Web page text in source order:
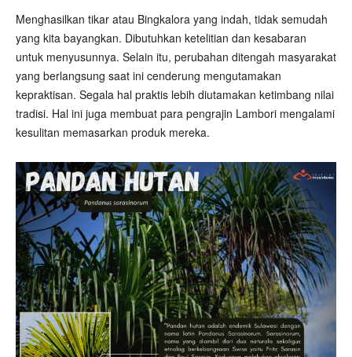
Menghasilkan tikar atau Bingkalora yang indah, tidak semudah
yang kita bayangkan. Dibutuhkan ketelitian dan kesabaran
untuk menyusunnya. Selain itu, perubahan ditengah masyarakat
yang berlangsung saat ini cenderung mengutamakan
kepraktisan. Segala hal praktis lebih diutamakan ketimbang nilai
tradisi. Hal ini juga membuat para pengrajin Lambori mengalami
kesulitan memasarkan produk mereka.